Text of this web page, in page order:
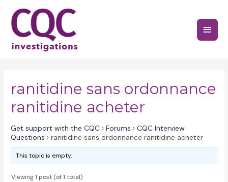
content
Main
ranitidine sans ordonnance
ranitidine acheter
Get support with the CQC › Forums › CQC Interview
Questions › ranitidine sans ordonnance ranitidine acheter
This topic is empty.
Viewing 1 post (of 1 total)